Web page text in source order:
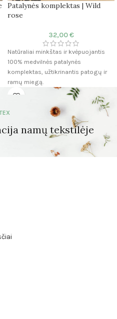
Patalynės komplektas | Wild
rose
32,00€
Natūraliai minkštas ir kvėpuojantis
100% medvilnės patalynės
komplektas, užtikrinantis patogų ir
ramų miegą.
Medžiaga: 100% medvilnė
Audinys: Satinas
Gijų skaičius: 255 TC
Antklodės užvalkalas: 200×230 cm
Pagalvės užvalkalas: 50×75 cm (2
Paklodė: Neįtrauktas
namų tekstilėje